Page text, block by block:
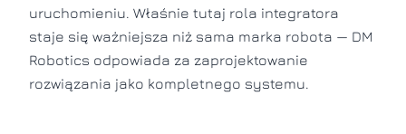
uruchomieniu. Właśnie tutaj rola integratora
staje się ważniejsza niż sama marka robota — DM
Robotics odpowiada za zaprojektowanie
rozwiązania jako kompletnego systemu.